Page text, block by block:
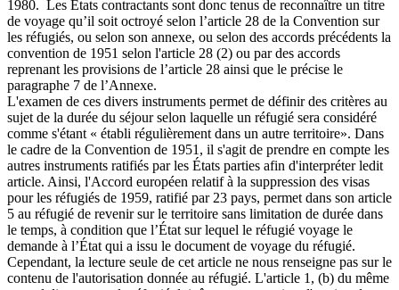
1980. Les États contractants sont donc tenus de reconnaître un titre
de voyage qu’il soit octroyé selon l’article 28 de la Convention sur
les réfugiés, ou selon son annexe, ou selon des accords précédents la
convention de 1951 selon l'article 28 (2) ou par des accords
reprenant les provisions de l’article 28 ainsi que le précise le
paragraphe 7 de l’Annexe.
L'examen de ces divers instruments permet de définir des critères au
sujet de la durée du séjour selon laquelle un réfugié sera considéré
comme s'étant « établi régulièrement dans un autre territoire». Dans
le cadre de la Convention de 1951, il s'agit de prendre en compte les
autres instruments ratifiés par les États parties afin d'interpréter ledit
article. Ainsi, l'Accord européen relatif à la suppression des visas
pour les réfugiés de 1959, ratifié par 23 pays, permet dans son article
5 au réfugié de revenir sur le territoire sans limitation de durée dans
le temps, à condition que l’État sur lequel le réfugié voyage le
demande à l’État qui a issu le document de voyage du réfugié.
Cependant, la lecture seule de cet article ne nous renseigne pas sur le
contenu de l'autorisation donnée au réfugié. L'article 1, (b) du même